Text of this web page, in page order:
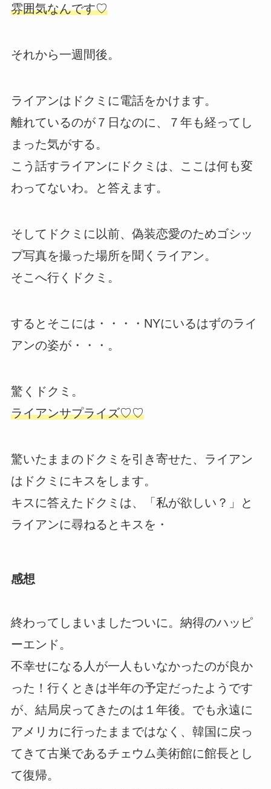
雰囲気なんです♡
それから一週間後。
ライアンはドクミに電話をかけます。
離れているのが７日なのに、７年も経ってし
まった気がする。
こう話すライアンにドクミは、ここは何も変
わってないわ。と答えます。
そしてドクミに以前、偽装恋愛のためゴシッ
プ写真を撮った場所を聞くライアン。
そこへ行くドクミ。
するとそこには・・・・NYにいるはずのライ
アンの姿が・・・。
驚くドクミ。
ライアンサプライズ♡♡
驚いたままのドクミを引き寄せた、ライアン
はドクミにキスをします。
キスに答えたドクミは、「私が欲しい？」と
ライアンに尋ねるとキスを・
感想
終わってしまいましたついに。納得のハッピ
ーエンド。
不幸せになる人が一人もいなかったのが良か
った！行くときは半年の予定だったようです
が、結局戻ってきたのは１年後。でも永遠に
アメリカに行ったままではなく、韓国に戻っ
てきて古巣であるチェウム美術館に館長とし
て復帰。